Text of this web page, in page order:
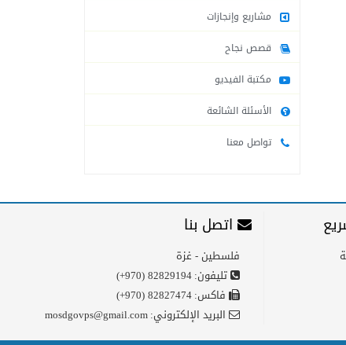
مشاريع وإنجازات
قصص نجاح
مكتبة الفيديو
الأسئلة الشائعة
تواصل معنا
اتصل بنا
فلسطين - غزة
تليفون:(+970) 82829194
فاكس:(+970) 82827474
البريد الإلكتروني:mosdgovps@gmail.com